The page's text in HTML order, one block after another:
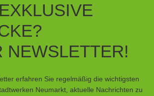
NEWSLETTER!
erfahren Sie regelmäßig die wichtigsten
Neumarkt, aktuelle Nachrichten zu